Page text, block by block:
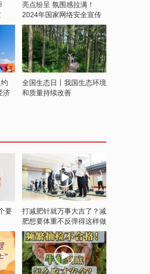
亮点纷呈 氛围感拉满！
2024年国家网络安全宣传
周开启
济
全国生态日丨我国生态环境
和质量持续改善
要
打减肥针就万事大吉了？减
肥想要体重不反弹得这样做